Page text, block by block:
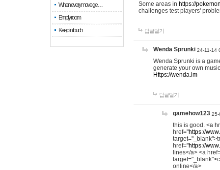
When every move ge…
Empty room
Keep in touch
Some areas in https://
challenges test players'
답글달기
Wenda Sprunki 24-11-14
Wenda Sprunki is a
generate your own
Https://wenda.im
답글달기
gamehow123 25-
this is good. <a
href="https://
href="https://
lines</a> <a
online</a>